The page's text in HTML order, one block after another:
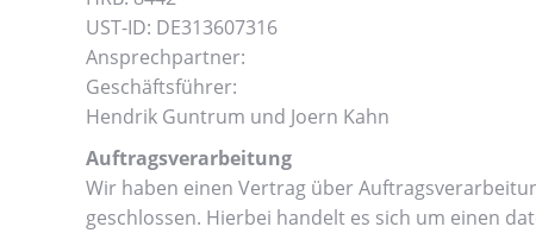
UST-ID: DE313607316
Ansprechpartner:
Geschäftsführer:
Hendrik Guntrum und Joern Kahn
Auftragsverarbeitung
Wir haben einen Vertrag über
geschlossen. Hierbei handelt es sich um einen